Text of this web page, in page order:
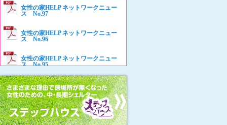
Women’s Shelter HELP News No81
Women’s Shelter HELP News No80
Women’s Shelter HELP News No79
Women’s Shelter HELP News No78
Women’s Shelter HELP News No76
女性の家HELP ネットワークニュー
ス No.97
女性の家HELP ネットワークニュー
ス No.96
女性の家HELP ネットワークニュー
ス No.95
女性の家HELP ネットワークニュー
ス No.94
女性の家HELP ネットワークニュー
ス No.93